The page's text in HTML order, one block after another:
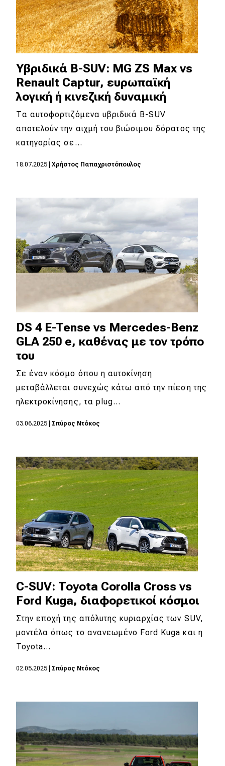
Υβριδικά B-SUV: MG ZS Max vs
Renault Captur, ευρωπαϊκή
λογική ή κινεζική δυναμική
Τα αυτοφορτιζόμενα υβριδικά B-SUV
αποτελούν την αιχμή του βιώσιμου δόρατος της
κατηγορίας σε…
18.07.2025 Χρήστος Παπαχριστόπουλος
DS 4 E-Tense vs Mercedes-Benz
GLA 250 e, καθένας με τον τρόπο
του
Σε έναν κόσμο όπου η αυτοκίνηση
μεταβάλλεται συνεχώς κάτω από την πίεση της
ηλεκτροκίνησης, τα plug…
03.06.2025 Σπύρος Ντόκος
C-SUV: Toyota Corolla Cross vs
Ford Kuga, διαφορετικοί κόσμοι
Στην εποχή της απόλυτης κυριαρχίας των SUV,
μοντέλα όπως το ανανεωμένο Ford Kuga και η
Toyota…
02.05.2025 Σπύρος Ντόκος